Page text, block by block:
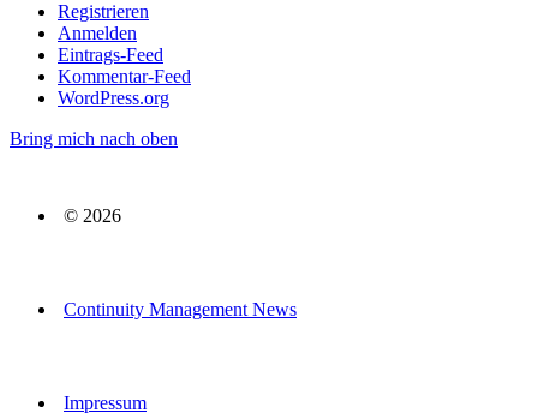
Registrieren
Anmelden
Eintrags-Feed
Kommentar-Feed
WordPress.org
Bring mich nach oben
© 2026
Continuity Management News
Impressum